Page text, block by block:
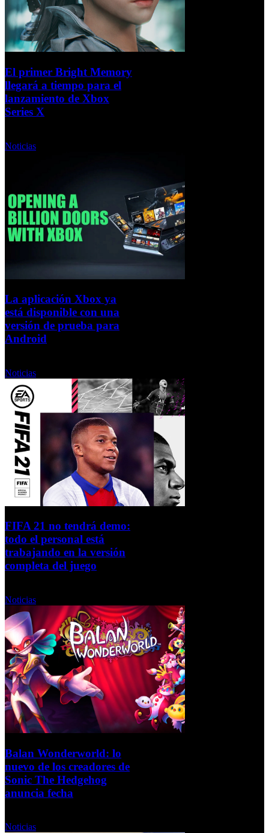
El primer Bright Memory
llegará a tiempo para el
lanzamiento de Xbox
Series X
Noticias
La aplicación Xbox ya
está disponible con una
versión de prueba para
Android
Noticias
FIFA 21 no tendrá demo:
todo el personal está
trabajando en la versión
completa del juego
Noticias
Balan Wonderworld: lo
nuevo de los creadores de
Sonic The Hedgehog
anuncia fecha
Noticias